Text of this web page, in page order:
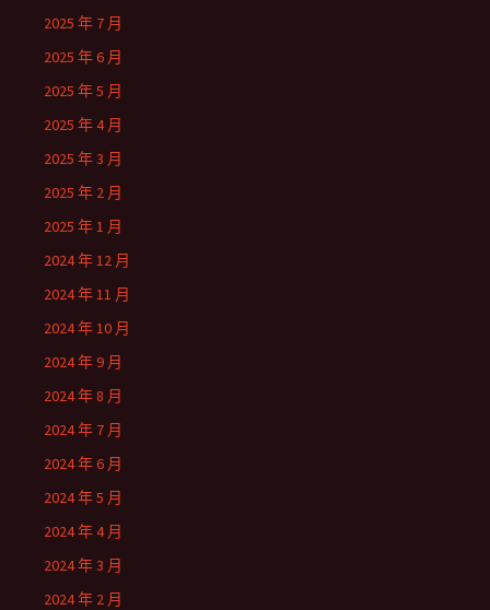
2025 年 7 月
2025 年 6 月
2025 年 5 月
2025 年 4 月
2025 年 3 月
2025 年 2 月
2025 年 1 月
2024 年 12 月
2024 年 11 月
2024 年 10 月
2024 年 9 月
2024 年 8 月
2024 年 7 月
2024 年 6 月
2024 年 5 月
2024 年 4 月
2024 年 3 月
2024 年 2 月